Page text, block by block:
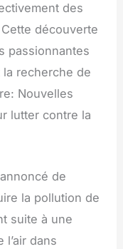
des
découverte
passionnantes
la recherche de
Nouvelles
lutter contre la
de
la pollution de
suite à une
dans